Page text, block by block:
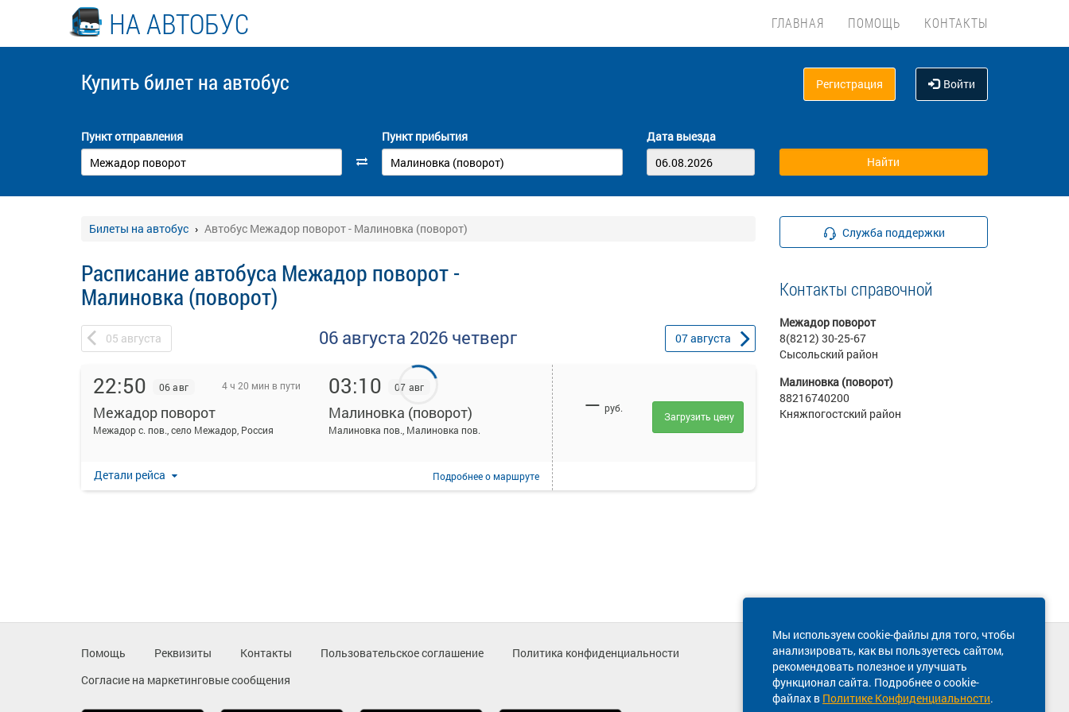
НА АВТОБУС ГЛАВНАЯ ПОМОЩЬ КОНТАКТЫ
Купить билет на автобус Регистрация Войти
Пункт отправления Пункт прибытия Дата выезда
Билеты на автобус Автобус Межадор поворот - Малиновка (поворот)
Расписание автобуса Межадор поворот -
Малиновка (поворот)
05 августа 06 августа 2026 четверг 07августа
22:50 06 авг 4 ч 20 мин в пути
Межадор поворот
Межадор с. пов., село Межадор, Россия
03:10 07 авг
Малиновка (поворот)
Малиновка пов., Малиновка пов.
Детали рейса Подробнеео маршруте
— руб.
Загрузить цену
Служба поддержки
Контакты справочной
Межадор поворот
8(8212) 30-25-67
Сысольский район
Малиновка (поворот)
88216740200
Княжпогостский район
Мы используем cookie-файлы для того, чтобы
анализировать, как вы пользуетесь сайтом,
рекомендовать полезное и улучшать
функционал сайта. Подробнее о cookie-
файлах в Политике Конфиденциальности.
Помощь Реквизиты Контакты Пользовательское соглашение
Политика конфиденциальности
Согласие на маркетинговые сообщения
Техническая поддержка сайта
8 800 600-03-38